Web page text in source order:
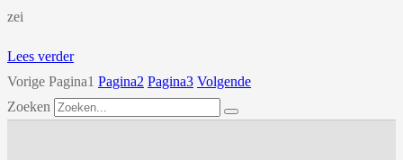
zei
Lees verder
Vorige Pagina1 Pagina2 Pagina3 Volgende
Zoeken